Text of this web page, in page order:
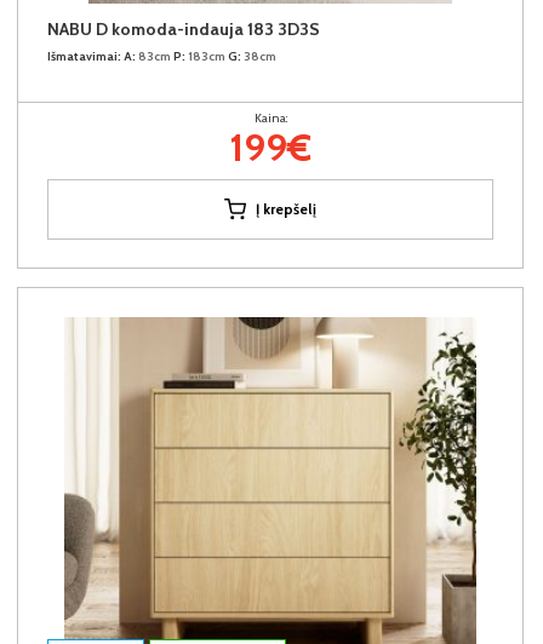
NABU D komoda-indauja 183 3D3S
Išmatavimai: A: 83cm P: 183cm G: 38cm
Kaina:
199€
Į krepšelį